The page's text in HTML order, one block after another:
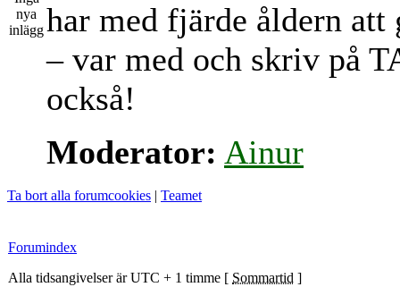
har med fjärde åldern att
– var med och skriv på
också!
Moderator: Ainur
Ta bort alla forumcookies | Teamet
Forumindex
Alla tidsangivelser är UTC + 1 timme [ Sommartid ]